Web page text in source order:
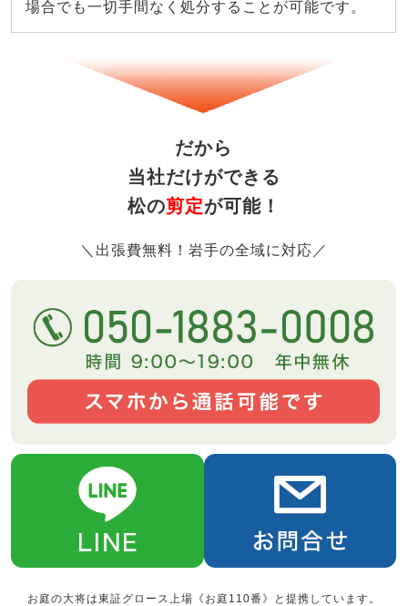
場合でも一切手間なく処分することが可能です。
だから
当社だけができる
松の剪定が可能！
＼出張費無料！岩手の全域に対応／
お庭の大将は東証グロース上場《お庭110番》と提携しています。